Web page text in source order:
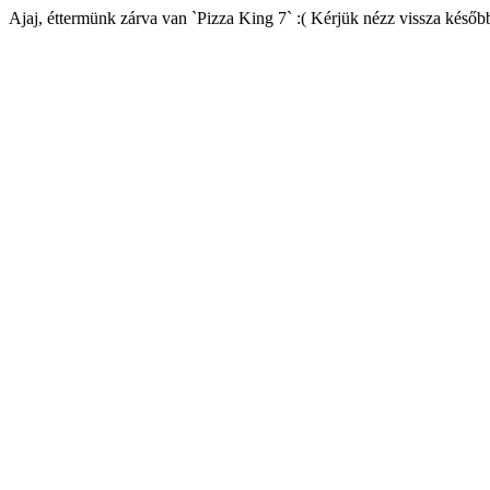
Ajaj, éttermünk zárva van `Pizza King 7` :( Kérjük nézz vissza